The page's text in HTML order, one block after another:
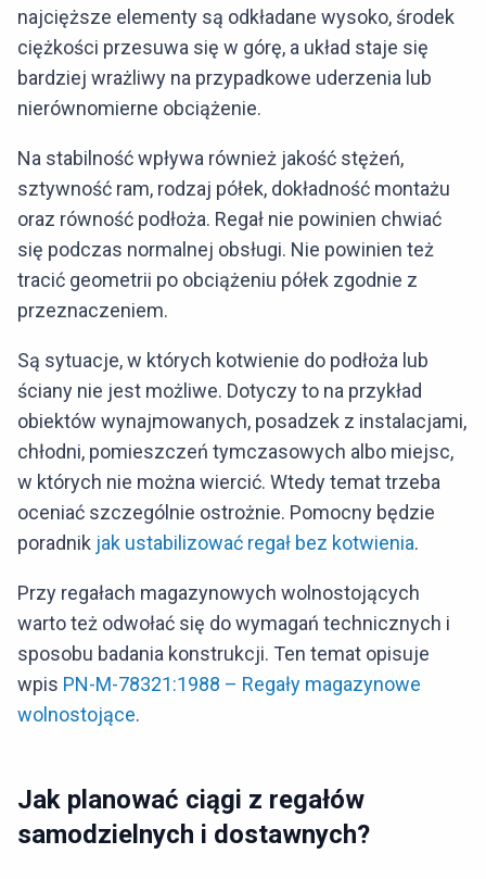
najcięższe elementy są odkładane wysoko, środek
ciężkości przesuwa się w górę, a układ staje się
bardziej wrażliwy na przypadkowe uderzenia lub
nierównomierne obciążenie.
Na stabilność wpływa również jakość stężeń,
sztywność ram, rodzaj półek, dokładność montażu
oraz równość podłoża. Regał nie powinien chwiać
się podczas normalnej obsługi. Nie powinien też
tracić geometrii po obciążeniu półek zgodnie z
przeznaczeniem.
Są sytuacje, w których kotwienie do podłoża lub
ściany nie jest możliwe. Dotyczy to na przykład
obiektów wynajmowanych, posadzek z instalacjami,
chłodni, pomieszczeń tymczasowych albo miejsc,
w których nie można wiercić. Wtedy temat trzeba
oceniać szczególnie ostrożnie. Pomocny będzie
poradnik jak ustabilizować regał bez kotwienia.
Przy regałach magazynowych wolnostojących
warto też odwołać się do wymagań technicznych i
sposobu badania konstrukcji. Ten temat opisuje
wpis PN-M-78321:1988 – Regały magazynowe
wolnostojące.
Jak planować ciągi z regałów
samodzielnych i dostawnych?